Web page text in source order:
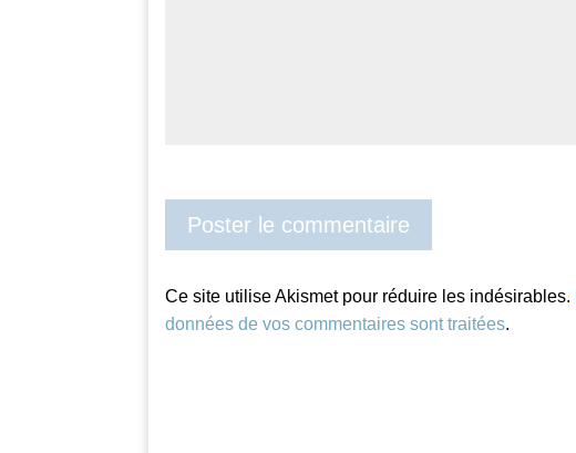
Ce site utilise Akismet pour réduire les indésirables.
données de vos commentaires sont traitées.